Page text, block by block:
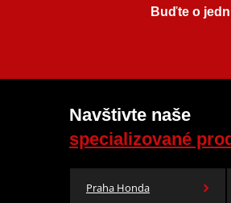
Buďte o
Navštivte naše
specializované
Praha Honda